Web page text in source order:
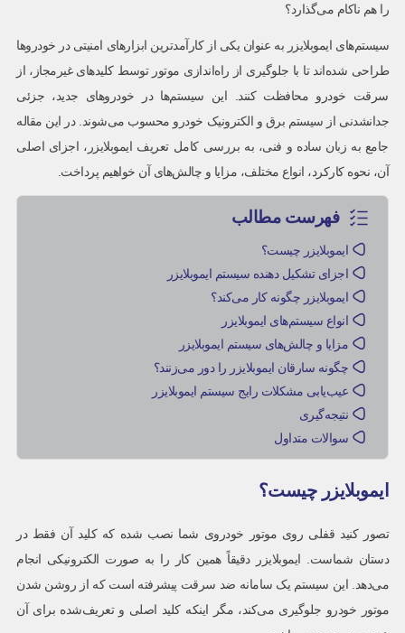
را هم ناکام می‌گذارد؟
سیستم‌های ایموبلایزر به عنوان یکی از کارآمدترین ابزارهای امنیتی در خودروها
طراحی شده‌اند تا با جلوگیری از راه‌اندازی موتور توسط کلیدهای غیرمجاز، از
سرقت خودرو محافظت کنند. این سیستم‌ها در خودروهای جدید، جزئی
جدانشدنی از سیستم برق و الکترونیک خودرو محسوب می‌شوند. در این مقاله
جامع به زبان ساده و فنی، به بررسی کامل تعریف ایموبلایزر، اجزای اصلی
آن، نحوه کارکرد، انواع مختلف، مزایا و چالش‌های آن خواهیم پرداخت.
فهرست مطالب
ایموبلایزر چیست؟
اجزای تشکیل دهنده سیستم ایموبلایزر
ایموبلایزر چگونه کار می‌کند؟
انواع سیستم‌های ایموبلایزر
مزایا و چالش‌های سیستم ایموبلایزر
چگونه سارقان ایموبلایزر را دور می‌زنند؟
عیب‌یابی مشکلات رایج سیستم ایموبلایزر
نتیجه‌گیری
سوالات متداول
ایموبلایزر چیست؟
تصور کنید قفلی روی موتور خودروی شما نصب شده که کلید آن فقط در
دستان شماست. ایموبلایزر دقیقاً همین کار را به صورت الکترونیکی انجام
می‌دهد. این سیستم یک سامانه ضد سرقت پیشرفته است که از روشن شدن
موتور خودرو جلوگیری می‌کند، مگر اینکه کلید اصلی و تعریف‌شده برای آن